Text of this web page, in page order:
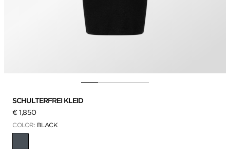
SCHULTERFREI KLEID
€ 1,850
COLOR: BLACK